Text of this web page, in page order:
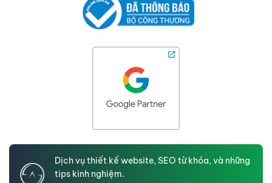
Dịch vụ thiết kế website, SEO từ khóa, và những
tips kinh nghiệm.